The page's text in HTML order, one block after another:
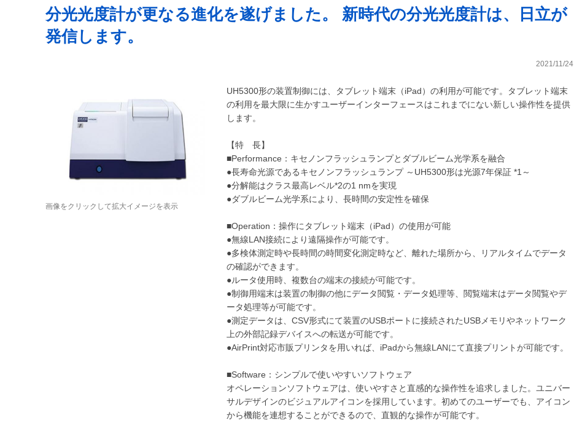
分光光度計が更なる進化を遂げました。 新時代の分光光度計は、日立が
発信します。
2021/11/24
画像をクリックして拡大イメージを表示
UH5300形の装置制御には、タブレット端末（iPad）の利用が可能です。タブレット端末
の利用を最大限に生かすユーザーインターフェースはこれまでにない新しい操作性を提供
します。
【特 長】
■Performance：キセノンフラッシュランプとダブルビーム光学系を融合
●長寿命光源であるキセノンフラッシュランプ ～UH5300形は光源7年保証 *1～
●分解能はクラス最高レベル*2の1 nmを実現
●ダブルビーム光学系により、長時間の安定性を確保
■Operation：操作にタブレット端末（iPad）の使用が可能
●無線LAN接続により遠隔操作が可能です。
●多検体測定時や長時間の時間変化測定時など、離れた場所から、リアルタイムでデータ
の確認ができます。
●ルータ使用時、複数台の端末の接続が可能です。
●制御用端末は装置の制御の他にデータ閲覧・データ処理等、閲覧端末はデータ閲覧やデ
ータ処理等が可能です。
●測定データは、CSV形式にて装置のUSBポートに接続されたUSBメモリやネットワーク
上の外部記録デバイスへの転送が可能です。
●AirPrint対応市販プリンタを用いれば、iPadから無線LANにて直接プリントが可能です。
■Software：シンプルで使いやすいソフトウェア
オペレーションソフトウェアは、使いやすさと直感的な操作性を追求しました。ユニバー
サルデザインのビジュアルアイコンを採用しています。初めてのユーザーでも、アイコン
から機能を連想することができるので、直観的な操作が可能です。